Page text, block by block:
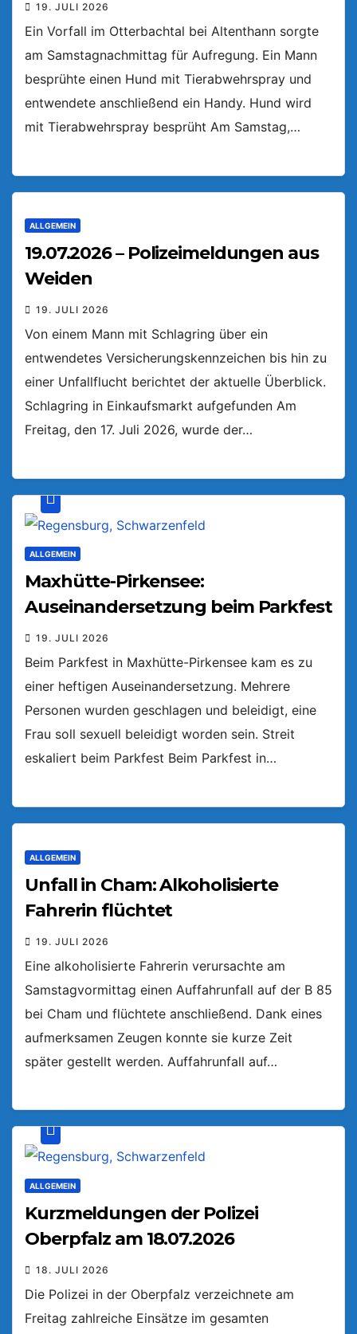
19. JULI 2026
Ein Vorfall im Otterbachtal bei Altenthann sorgte
am Samstagnachmittag für Aufregung. Ein Mann
besprühte einen Hund mit Tierabwehrspray und
entwendete anschließend ein Handy. Hund wird
mit Tierabwehrspray besprüht Am Samstag,…
ALLGEMEIN
19.07.2026 – Polizeimeldungen aus
Weiden
19. JULI 2026
Von einem Mann mit Schlagring über ein
entwendetes Versicherungskennzeichen bis hin zu
einer Unfallflucht berichtet der aktuelle Überblick.
Schlagring in Einkaufsmarkt aufgefunden Am
Freitag, den 17. Juli 2026, wurde der…
ALLGEMEIN
Maxhütte-Pirkensee:
Auseinandersetzung beim Parkfest
19. JULI 2026
Beim Parkfest in Maxhütte-Pirkensee kam es zu
einer heftigen Auseinandersetzung. Mehrere
Personen wurden geschlagen und beleidigt, eine
Frau soll sexuell beleidigt worden sein. Streit
eskaliert beim Parkfest Beim Parkfest in…
ALLGEMEIN
Unfall in Cham: Alkoholisierte
Fahrerin flüchtet
19. JULI 2026
Eine alkoholisierte Fahrerin verursachte am
Samstagvormittag einen Auffahrunfall auf der B 85
bei Cham und flüchtete anschließend. Dank eines
aufmerksamen Zeugen konnte sie kurze Zeit
später gestellt werden. Auffahrunfall auf…
ALLGEMEIN
Kurzmeldungen der Polizei
Oberpfalz am 18.07.2026
18. JULI 2026
Die Polizei in der Oberpfalz verzeichnete am
Freitag zahlreiche Einsätze im gesamten